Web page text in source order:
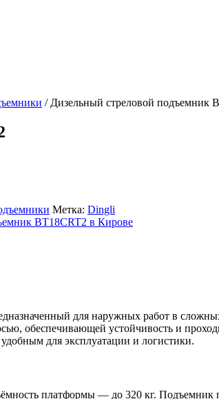
/ Дизельный стреловой подъемник
Метка: Dingli
для наружных работ в
обеспечивающей устойчивость и
для эксплуатации и логистики.
платформы — до 320 кг. Подъемник